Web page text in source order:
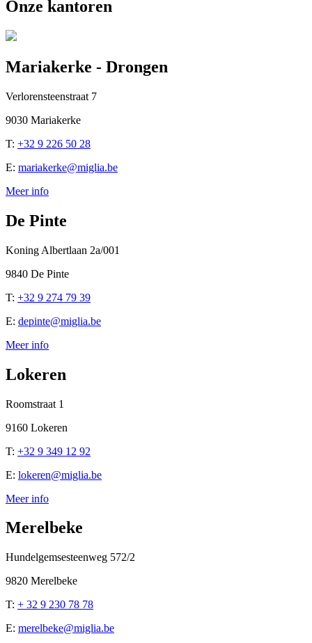
Onze kantoren
Mariakerke - Drongen
Verlorensteenstraat 7
9030 Mariakerke
T: +32 9 226 50 28
E: mariakerke@miglia.be
Meer info
De Pinte
Koning Albertlaan 2a/001
9840 De Pinte
T: +32 9 274 79 39
E: depinte@miglia.be
Meer info
Lokeren
Roomstraat 1
9160 Lokeren
T: +32 9 349 12 92
E: lokeren@miglia.be
Meer info
Merelbeke
Hundelgemsesteenweg 572/2
9820 Merelbeke
T: + 32 9 230 78 78
E: merelbeke@miglia.be